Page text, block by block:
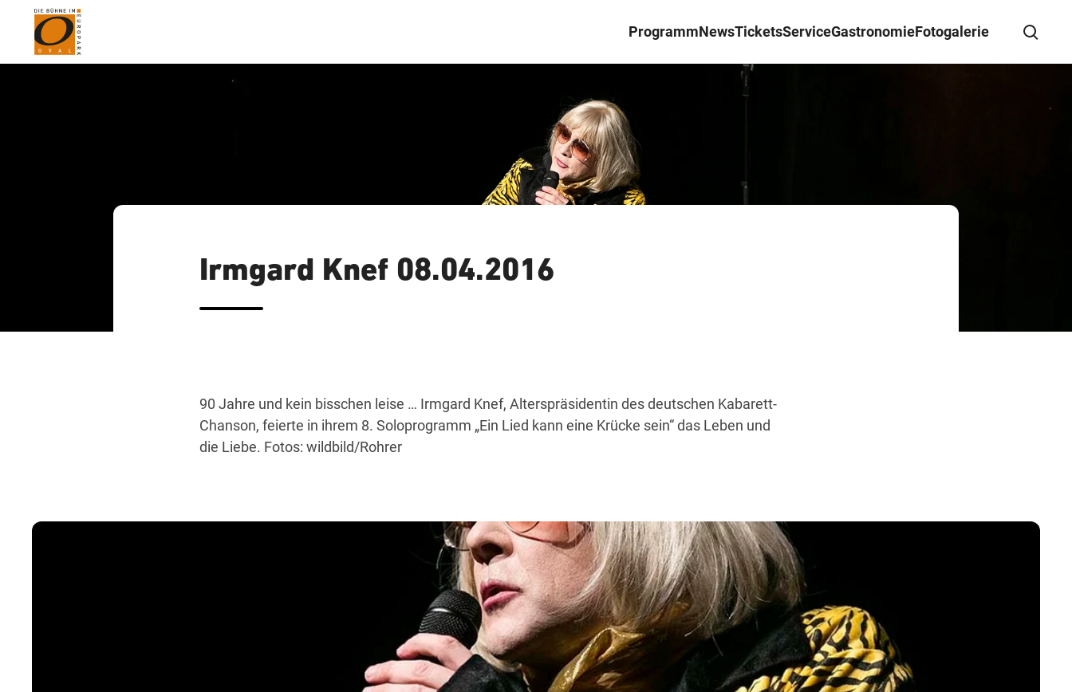
ProgrammNewsTicketsServiceGastronomieFotogalerie
Irmgard Knef 08.04.2016
90 Jahre und kein bisschen leise … Irmgard Knef, Alterspräsidentin des deutschen Kabarett-
Chanson, feierte in ihrem 8. Soloprogramm „Ein Lied kann eine Krücke sein“ das Leben und
die Liebe. Fotos: wildbild/Rohrer